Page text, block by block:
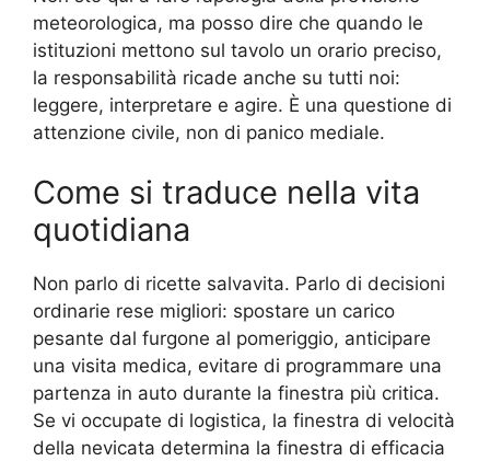
meteorologica, ma posso dire che quando le
istituzioni mettono sul tavolo un orario preciso,
la responsabilità ricade anche su tutti noi:
leggere, interpretare e agire. È una questione di
attenzione civile, non di panico mediale.
Come si traduce nella vita
quotidiana
Non parlo di ricette salvavita. Parlo di decisioni
ordinarie rese migliori: spostare un carico
pesante dal furgone al pomeriggio, anticipare
una visita medica, evitare di programmare una
partenza in auto durante la finestra più critica.
Se vi occupate di logistica, la finestra di velocità
della nevicata determina la finestra di efficacia